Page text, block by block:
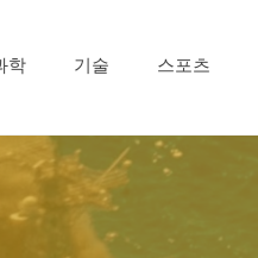
학 기술 스포츠